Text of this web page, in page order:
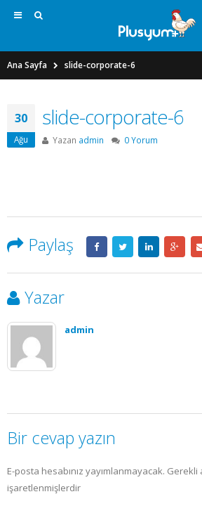
Ana Sayfa slide-corporate-6
30
Ağu
slide-corporate-6
Yazan admin 0 Yorum
Paylaş
Yazar
admin
Bir cevap yazın
E-posta hesabınız yayımlanmayacak. Gerekli
işaretlenmişlerdir